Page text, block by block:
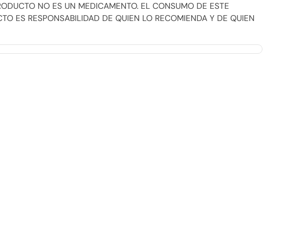
NO ES UN MEDICAMENTO. EL CONSUMO DE ESTE
ES RESPONSABILIDAD DE QUIEN LO RECOMIENDA Y DE QUIEN